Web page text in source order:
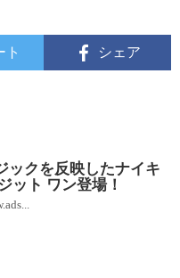
ト シェア
ックを反映したナイキ
ット ワン登場！